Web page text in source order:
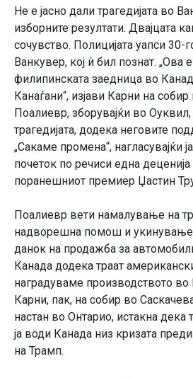
Не е јасно дали трагедијата во
изборните резултати. Двајцата
сочувство. Полицијата уапси
Ванкувер, кој ѝ бил познат. „Ова
филипинската заедница во
Канаѓани“, изјави Карни на
Поалиевр, зборувајќи во Оуквил,
трагедијата, додека неговите
„Сакаме промена“, нагласувајќи
почеток по речиси една
поранешниот премиер Џастин
Поалиевр вети намалување на
надворешна помош и
данок на продажба за
Канада додека траат
наградуваме производството во
Карни, пак, на собир во
настан во Онтарио, истакна дека
ја води Канада низ кризата
на Трамп.